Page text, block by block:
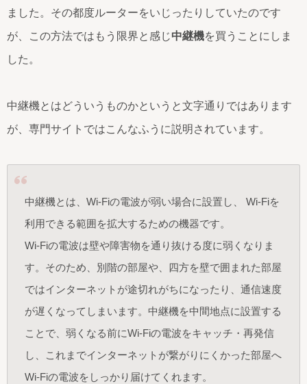
ました。その都度ルーターをいじったりしていたのです
が、この方法ではもう限界と感じ中継機を買うことにしま
した。
中継機とはどういうものかというと文字通りではあります
が、専門サイトではこんなふうに説明されています。
中継機とは、Wi-Fiの電波が弱い場合に設置し、 Wi-Fiを
利用できる範囲を拡大するための機器です。
Wi-Fiの電波は壁や障害物を通り抜ける度に弱くなりま
す。そのため、別階の部屋や、四方を壁で囲まれた部屋
ではインターネットが途切れがちになったり、通信速度
が遅くなってしまいます。中継機を中間地点に設置する
ことで、弱くなる前にWi-Fiの電波をキャッチ・再発信
し、これまでインターネットが繋がりにくかった部屋へ
Wi-Fiの電波をしっかり届けてくれます。